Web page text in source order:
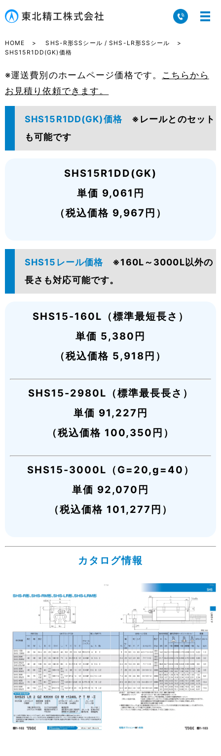
HOME
SHS-R形SSシール / SHS-LR形SSシール
SHS15R1DD(GK)価格
※運送費別のホームページ価格です。 こちらから
お見積り依頼できます。
SHS15R1DD(GK)価格 ※レールとのセット
も可能です
SHS15R1DD(GK)
単価 9,061円
（税込価格 9,967円）
SHS15レール価格 ※160L～3000L以外の
長さも対応可能です。
SHS15-160L（標準最短長さ）
単価 5,380円
（税込価格 5,918円）
SHS15-2980L（標準最長長さ）
単価 91,227円
（税込価格 100,350円）
SHS15-3000L（G=20,g=40）
単価 92,070円
（税込価格 101,277円）
カタログ情報